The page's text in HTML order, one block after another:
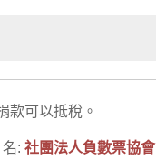
案
屆理監事
款可以抵稅。
: 社團法人負數票協會